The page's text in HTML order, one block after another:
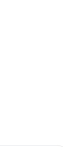
pool,